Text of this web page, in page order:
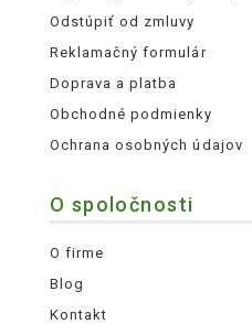
Odstúpiť od zmluvy
Reklamačný formulár
Doprava a platba
Obchodné podmienky
Ochrana osobných údajov
O spoločnosti
O firme
Blog
Kontakt